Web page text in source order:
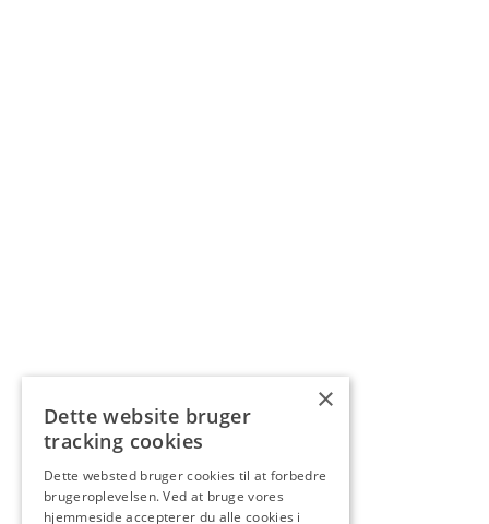
×
Dette website bruger
tracking cookies
Dette websted bruger cookies til at forbedre
brugeroplevelsen. Ved at bruge vores
hjemmeside accepterer du alle cookies i